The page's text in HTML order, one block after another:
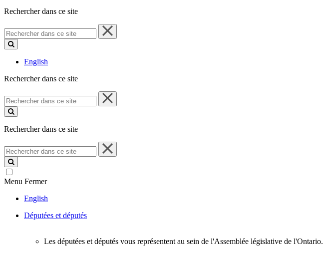
Rechercher dans ce site
Rechercher
dans
ce
English
Rechercher dans ce site
Rechercher
dans
ce
Rechercher dans ce site
Rechercher
dans
ce
site
Menu Fermer
English
Députées et députés
Les députées et députés vous représentent au sein de l'Assemblée législative de l'Ontario.